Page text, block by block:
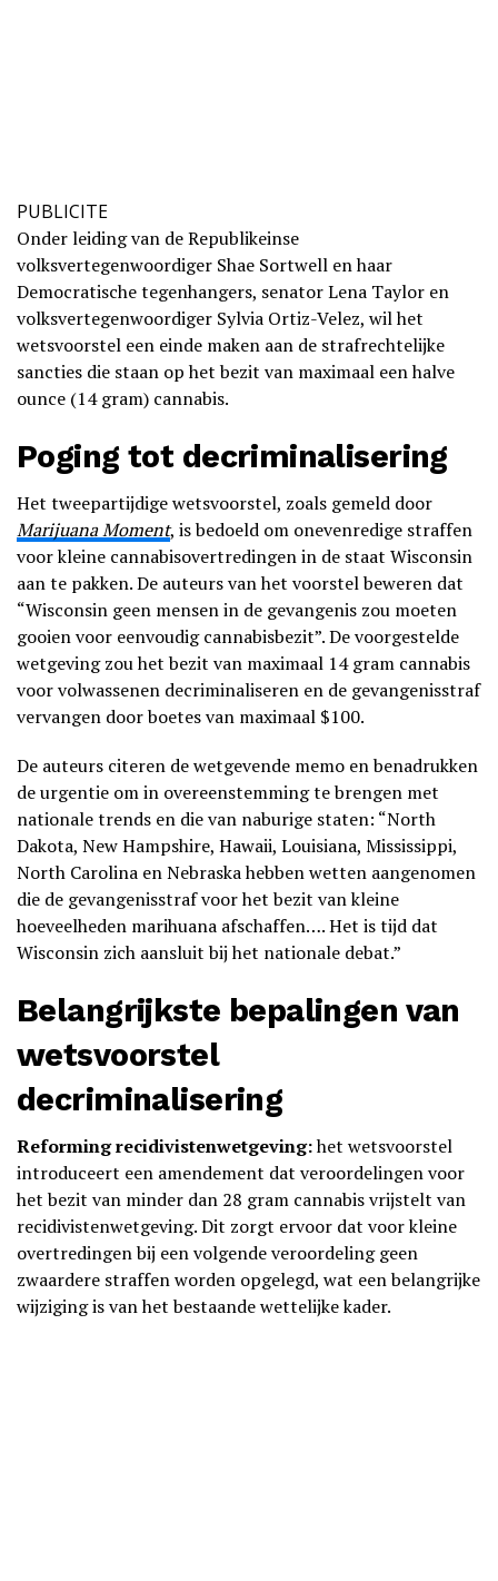
PUBLICITE
Onder leiding van de Republikeinse
volksvertegenwoordiger Shae Sortwell en haar
Democratische tegenhangers, senator Lena Taylor en
volksvertegenwoordiger Sylvia Ortiz-Velez, wil het
wetsvoorstel een einde maken aan de strafrechtelijke
sancties die staan op het bezit van maximaal een halve
ounce (14 gram) cannabis.
Poging tot decriminalisering
Het tweepartijdige wetsvoorstel, zoals gemeld door
Marijuana Moment, is bedoeld om onevenredige straffen
voor kleine cannabisovertredingen in de staat Wisconsin
aan te pakken. De auteurs van het voorstel beweren dat
“Wisconsin geen mensen in de gevangenis zou moeten
gooien voor eenvoudig cannabisbezit”. De voorgestelde
wetgeving zou het bezit van maximaal 14 gram cannabis
voor volwassenen decriminaliseren en de gevangenisstraf
vervangen door boetes van maximaal $100.
De auteurs citeren de wetgevende memo en benadrukken
de urgentie om in overeenstemming te brengen met
nationale trends en die van naburige staten: “North
Dakota, New Hampshire, Hawaii, Louisiana, Mississippi,
North Carolina en Nebraska hebben wetten aangenomen
die de gevangenisstraf voor het bezit van kleine
hoeveelheden marihuana afschaffen…. Het is tijd dat
Wisconsin zich aansluit bij het nationale debat.”
Belangrijkste bepalingen van
wetsvoorstel
decriminalisering
Reforming recidivistenwetgeving:het wetsvoorstel
introduceert een amendement dat veroordelingen voor
het bezit van minder dan 28 gram cannabis vrijstelt van
recidivistenwetgeving. Dit zorgt ervoor dat voor kleine
overtredingen bij een volgende veroordeling geen
zwaardere straffen worden opgelegd, wat een belangrijke
wijziging is van het bestaande wettelijke kader.